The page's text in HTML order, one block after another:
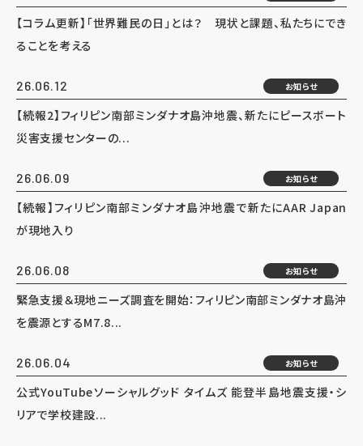
【コラム更新】「世界難民の日」とは？ 現状と課題、私たちにでき
ることを考える
26.06.12 お知らせ
【続報2】フィリピン南部ミンダナオ島沖地震、新たにピースボート
災害支援センターの...
26.06.09 お知らせ
【続報】フィリピン南部ミンダナオ島沖地震で新たにAAR Japan
が現地入り
26.06.08 お知らせ
緊急支援＆現地ニーズ調査を開始：フィリピン南部ミンダナオ島沖
を震源とするM7.8...
26.06.04 お知らせ
公式YouTubeソーシャルグッド タイムズ 能登半島地震支援・シ
リアで学校建設...